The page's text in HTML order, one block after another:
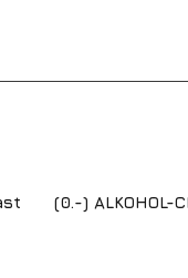
(0.-) ALKOHOL-